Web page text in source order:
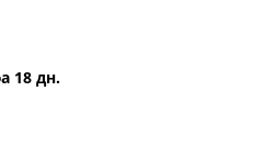
18 дн.